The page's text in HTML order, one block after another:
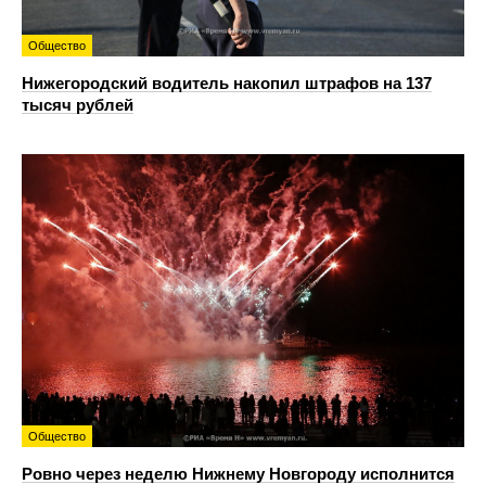
Общество
Нижегородский водитель накопил штрафов на 137
тысяч рублей
Общество
Ровно через неделю Нижнему Новгороду исполнится